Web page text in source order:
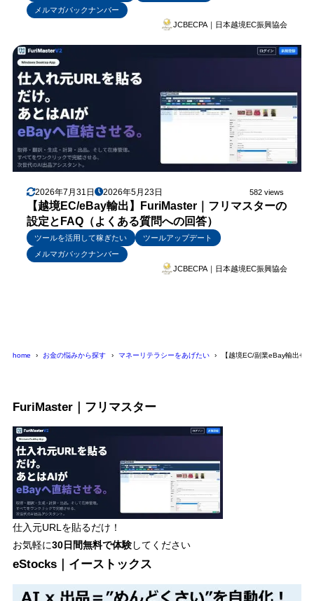
メルマガバックナンバー
JCBECPA｜日本越境EC振興協会
2026年7月31日 2026年5月23日 582 views
【越境EC/eBay輸出】FuriMaster｜フリマスターの
設定とFAQ（よくある質問への回答）
ツールを活用して稼ぎたい
ツールアップデート
メルマガバックナンバー
JCBECPA｜日本越境EC振興協会
home お金の悩みから探す マネーリテラシーをあげたい 【越境EC/副業eBay輸出せ
FuriMaster｜フリマスター
仕入元URLを貼るだけ！
お気軽に30日間無料で体験してください
eStocks｜イーストックス